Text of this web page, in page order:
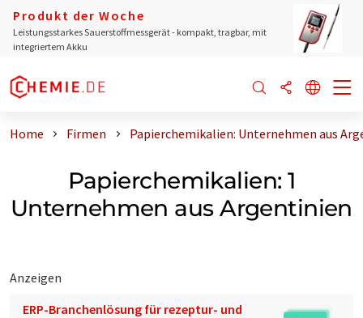
Produkt der Woche
Leistungsstarkes Sauerstoffmessgerät - kompakt, tragbar, mit
integriertem Akku
Home Firmen Papierchemikalien: Unternehmen aus
Papierchemikalien: 1
Unternehmen aus Argentinien
Anzeigen
ERP-Branchenlösung für rezeptur- und